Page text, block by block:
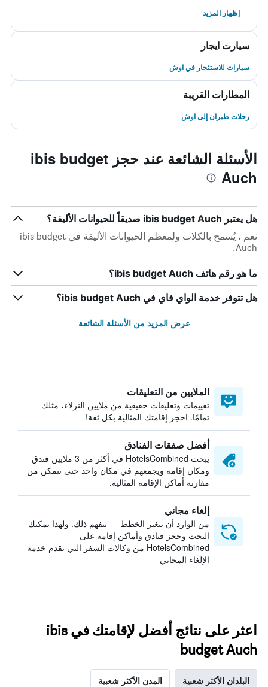
إظهار المزيد
سيارت ايجار
سيارات للاستئجار في اوش
المطارات القريبة
رحلات طيران إلى اوش
الأسئلة الشائعة عند حجز ibis budget
Auch
هل يعتبر ibis budget Auch صديقاً للحيوانات الأليفة؟
نعم ، يُسمح بالكلاب ولمعظم الحيوانات الأليفة في ibis budget
Auch.
ما هو رقم هاتف ibis budget Auch؟
هل تتوفر خدمة الواي فاي في ibis budget Auch؟
عرض المزيد من الأسئلة الشائعة
الملايين من التعليقات
تقييمات وتعليقات حقيقية من ملايين النزلاء، مثلك
تمامًا. احجز إقامتك المثالية بكل ثقة!
أفضل صفقات الفنادق
يبحث HotelsCombined في أكثر من 3 ملايين فندق
ومكان إقامة ويجمعهم في مكان واحد حتى تتمكن من
مقارنة أماكن الإقامة المثالية.
إلغاء مجاني
من الوارد أن تتغير الخطط — نتفهم ذلك. ولهذا يمكنك
البحث وحجز فنادق وأماكن إقامة على
HotelsCombined من وكالات السفر التي تقدم خدمة
الإلغاء المجاني
اعثر على نتائج أفضل لإقامتك في ibis
budget Auch
البلدان الأكثر شعبية المدن الأكثر شعبية